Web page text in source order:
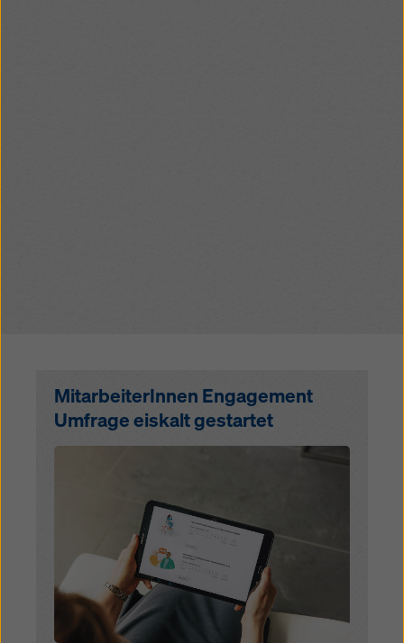
MitarbeiterInnen Engagement
Umfrage eiskalt gestartet